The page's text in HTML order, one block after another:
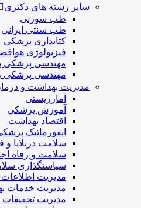
سایر رشته های دکتری
طب سوزنی
طب سنتی ایرانی
کتابداری پزشکی
فیزیولوژی
مهندسی پزشکی
مهندسی پزشکی
مدیریت بهداشت و
آمارزیستی
آموزش پزشکی
اقتصاد بهداشت
انفورماتیک
سلامت دربلايا و
سلامت و رفاه
سیاستگذاری
مدیریت اطلاعات
مدیریت خدمات
مدیریت